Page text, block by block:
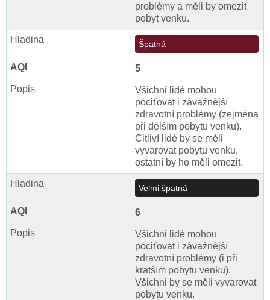
problémy a měli by omezit
pobyt venku.
Špatná
5
Všichni lidé mohou
pociťovat i závažnější
zdravotní problémy (zejména
při delším pobytu venku).
Citliví lidé by se měli
vyvarovat pobytu venku,
ostatní by ho měli omezit.
Velmi špatná
6
Všichni lidé mohou
pociťovat i závažnější
zdravotní problémy (i při
kratším pobytu venku).
Všichni by se měli vyvarovat
pobytu venku.